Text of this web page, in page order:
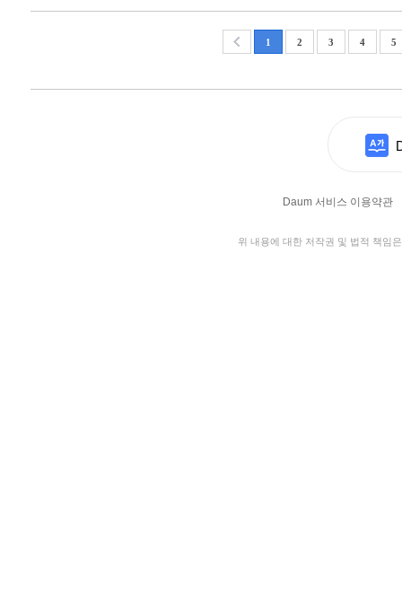
1 2 3 4 5
Daum 서비스 이용약관
위 내용에 대한 저작권 및 법적 책임